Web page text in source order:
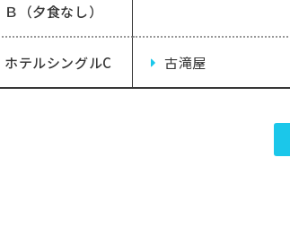
Ｂ（夕食なし）
ホテルシングルC 古滝屋